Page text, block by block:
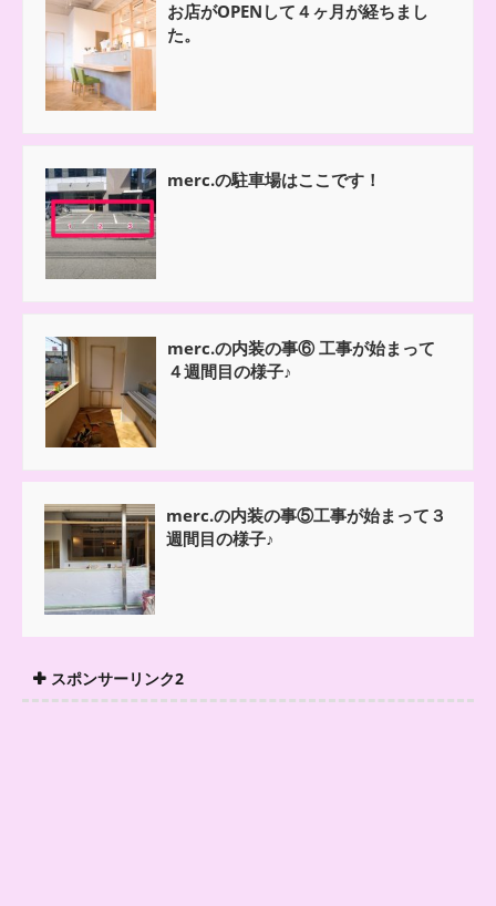
お店がOPENして４ヶ月が経ちまし
た。
merc.の駐車場はここです！
merc.の内装の事⑥ 工事が始まって
４週間目の様子♪
merc.の内装の事⑤工事が始まって３
週間目の様子♪
スポンサーリンク2